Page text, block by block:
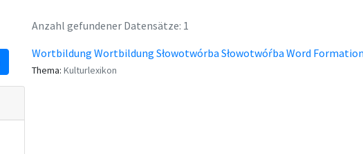
Anzahl gefundener Datensätze: 1
Wortbildung Wortbildung Słowotwórba Słowotwóŕba Word Formation
Thema: Kulturlexikon